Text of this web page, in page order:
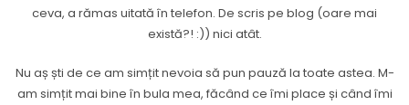
ceva, a rămas uitată în telefon. De scris pe blog (oare mai
există?! :)) nici atât.
Nu aș ști de ce am simțit nevoia să pun pauză la toate astea. M-
am simțit mai bine în bula mea, făcând ce îmi place și când îmi